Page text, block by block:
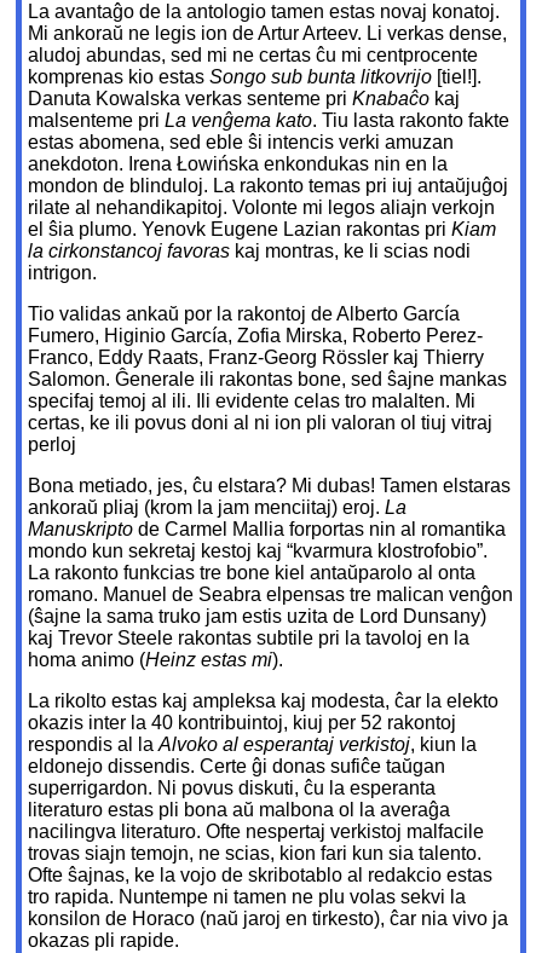
La avantaĝo de la antologio tamen estas novaj konatoj.
Mi ankoraŭ ne legis ion de Artur Arteev. Li verkas dense,
aludoj abundas, sed mi ne certas ĉu mi centprocente
komprenas kio estasSongo sub bunta litkovrijo [tiel!].
Danuta Kowalska verkas senteme priKnabaĉo kaj
malsenteme priLa venĝema kato. Tiu lasta rakonto fakte
estas abomena, sed eble ŝi intencis verki amuzan
anekdoton. Irena Łowińska enkondukas nin en la
mondon de blinduloj. La rakonto temas pri iuj antaŭjuĝoj
rilate al nehandikapitoj. Volonte mi legos aliajn verkojn
el ŝia plumo. Yenovk Eugene Lazian rakontas priKiam
la cirkonstancoj favoras kaj montras, ke li scias nodi
intrigon.
Tio validas ankaŭ por la rakontoj de Alberto García
Fumero, Higinio García, Zofia Mirska, Roberto Perez-
Franco, Eddy Raats, Franz-Georg Rössler kaj Thierry
Salomon. Ĝenerale ili rakontas bone, sed ŝajne mankas
specifaj temoj al ili. Ili evidente celas tro malalten. Mi
certas, ke ili povus doni al ni ion pli valoran ol tiuj vitraj
perloj
Bona metiado, jes, ĉu elstara? Mi dubas! Tamen elstaras
ankoraŭ pliaj (krom la jam menciitaj) eroj.La
Manuskripto de Carmel Mallia forportas nin al romantika
mondo kun sekretaj kestoj kaj “kvarmura klostrofobio”.
La rakonto funkcias tre bone kiel antaŭparolo al onta
romano. Manuel de Seabra elpensas tre malican venĝon
(ŝajne la sama truko jam estis uzita de Lord Dunsany)
kaj Trevor Steele rakontas subtile pri la tavoloj en la
homa animo (Heinz estas mi).
La rikolto estas kaj ampleksa kaj modesta, ĉar la elekto
okazis inter la 40 kontribuintoj, kiuj per 52 rakontoj
respondis al laAlvoko al esperantaj verkistoj, kiun la
eldonejo dissendis. Certe ĝi donas sufiĉe taŭgan
superrigardon. Ni povus diskuti, ĉu la esperanta
literaturo estas pli bona aŭ malbona ol la averaĝa
nacilingva literaturo. Ofte nespertaj verkistoj malfacile
trovas siajn temojn, ne scias, kion fari kun sia talento.
Ofte ŝajnas, ke la vojo de skribotablo al redakcio estas
tro rapida. Nuntempe ni tamen ne plu volas sekvi la
konsilon de Horaco (naŭ jaroj en tirkesto), ĉar nia vivo ja
okazas pli rapide.